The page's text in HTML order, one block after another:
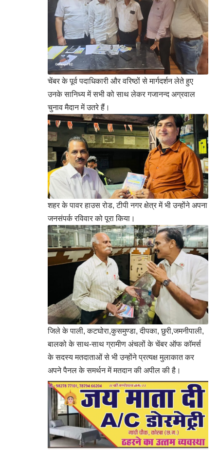
चेंबर के पूर्व पदाधिकारी और वरिष्ठों से मार्गदर्शन लेते हुए
उनके सानिध्य में सभी को साथ लेकर गजानन्द अग्रवाल
चुनाव मैदान में उतरे हैं।
शहर के पावर हाउस रोड, टीपी नगर क्षेत्र में भी उन्होंने अपना
जनसंपर्क रविवार को पूरा किया।
जिले के पाली, कटघोरा,कुसमुण्डा, दीपका, छुरी,जमनीपाली,
बालको के साथ-साथ ग्रामीण अंचलों के चेंबर ऑफ कॉमर्स
के सदस्य मतदाताओं से भी उन्होंने प्रत्यक्ष मुलाकात कर
अपने पैनल के समर्थन में मतदान की अपील की है।